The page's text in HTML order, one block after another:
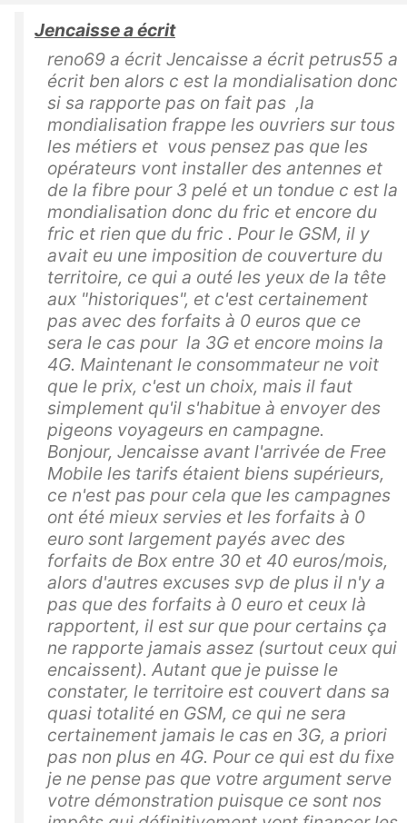
Jencaisse a écrit
reno69 a écrit Jencaisse a écrit petrus55 a
écrit ben alors c est la mondialisation donc
si sa rapporte pas on fait pas ,la
mondialisation frappe les ouvriers sur tous
les métiers et vous pensez pas que les
opérateurs vont installer des antennes et
de la fibre pour 3 pelé et un tondue c est la
mondialisation donc du fric et encore du
fric et rien que du fric . Pour le GSM, il y
avait eu une imposition de couverture du
territoire, ce qui a outé les yeux de la tête
aux "historiques", et c'est certainement
pas avec des forfaits à 0 euros que ce
sera le cas pour la 3G et encore moins la
4G. Maintenant le consommateur ne voit
que le prix, c'est un choix, mais il faut
simplement qu'il s'habitue à envoyer des
pigeons voyageurs en campagne.
Bonjour, Jencaisse avant l'arrivée de Free
Mobile les tarifs étaient biens supérieurs,
ce n'est pas pour cela que les campagnes
ont été mieux servies et les forfaits à 0
euro sont largement payés avec des
forfaits de Box entre 30 et 40 euros/mois,
alors d'autres excuses svp de plus il n'y a
pas que des forfaits à 0 euro et ceux là
rapportent, il est sur que pour certains ça
ne rapporte jamais assez (surtout ceux qui
encaissent). Autant que je puisse le
constater, le territoire est couvert dans sa
quasi totalité en GSM, ce qui ne sera
certainement jamais le cas en 3G, a priori
pas non plus en 4G. Pour ce qui est du fixe
je ne pense pas que votre argument serve
votre démonstration puisque ce sont nos